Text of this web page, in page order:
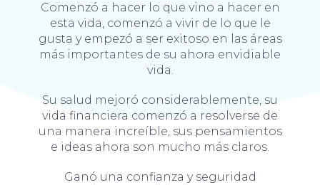
Comenzó a hacer lo que vino a hacer en
esta vida, comenzó a vivir de lo que le
gusta y empezó a ser exitoso en las áreas
más importantes de su ahora envidiable
vida.
Su salud mejoró considerablemente, su
vida financiera comenzó a resolverse de
una manera increíble, sus pensamientos
e ideas ahora son mucho más claros.
Ganó una confianza y seguridad